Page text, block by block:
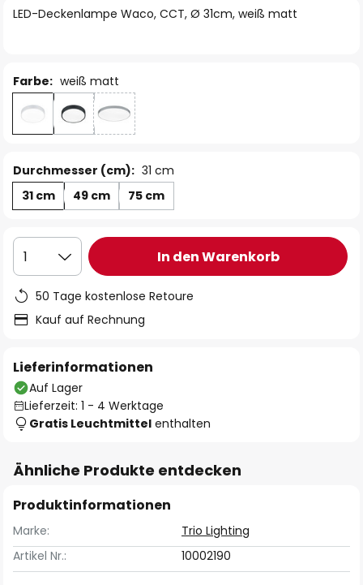
LED-Deckenlampe Waco, CCT, Ø 31cm, weiß matt
Farbe: weiß matt
Durchmesser (cm): 31 cm
31 cm
49 cm 75 cm
1 In den Warenkorb
50 Tage kostenlose Retoure
Kauf auf Rechnung
Lieferinformationen
Auf Lager
Lieferzeit: 1 - 4 Werktage
Gratis Leuchtmittel enthalten
Ähnliche Produkte entdecken
Produktinformationen
Marke:
Trio Lighting
Artikel Nr.:
10002190